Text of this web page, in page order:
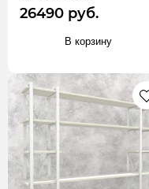
26490 руб.
В корзину